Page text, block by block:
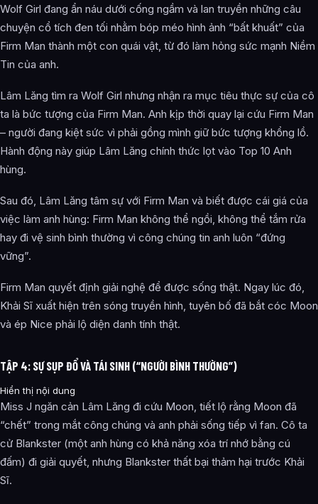
Wolf Girl đang ẩn náu dưới cống ngầm và lan truyền những câu
chuyện cổ tích đen tối nhằm bóp méo hình ảnh “bất khuất” của
Firm Man thành một con quái vật, từ đó làm hỏng sức mạnh Niềm
Tin của anh.
Lâm Lăng tìm ra Wolf Girl nhưng nhận ra mục tiêu thực sự của cô
ta là bức tượng của Firm Man. Anh kịp thời quay lại cứu Firm Man
– người đang kiệt sức vì phải gồng mình giữ bức tượng khổng lồ.
Hành động này giúp Lâm Lăng chính thức lọt vào Top 10 Anh
hùng.
Sau đó, Lâm Lăng tâm sự với Firm Man và biết được cái giá của
việc làm anh hùng: Firm Man không thể ngồi, không thể tắm rửa
hay đi vệ sinh bình thường vì công chúng tin anh luôn “đứng
vững”.
Firm Man quyết định giải nghệ để được sống thật. Ngay lúc đó,
Khải Sĩ xuất hiện trên sóng truyền hình, tuyên bố đã bắt cóc Moon
và ép Nice phải lộ diện danh tính thật.
TẬP 4: SỰ SỤP ĐỔ VÀ TÁI SINH (“NGƯỜI BÌNH THƯỜNG”)
Hiển thị nội dung
Miss J ngăn cản Lâm Lăng đi cứu Moon, tiết lộ rằng Moon đã
“chết” trong mắt công chúng và anh phải sống tiếp vì fan. Cô ta
cử Blankster (một anh hùng có khả năng xóa trí nhớ bằng cú
đấm) đi giải quyết, nhưng Blankster thất bại thảm hại trước Khải
Sĩ.